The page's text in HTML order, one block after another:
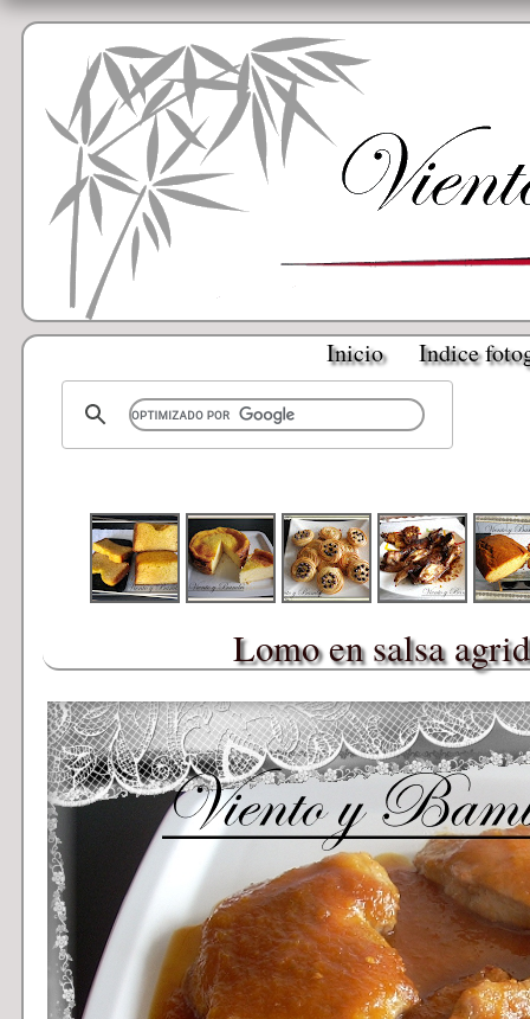
Inicio Indice
Lomo en salsa